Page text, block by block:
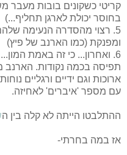
קריטי כשקונים בובות מעבר
בחוסר יכולת לארגן תחליף...)
5. רצוי מהסדרה הנעימה שלהם
ומפנקת (כמו הארנב של פיץ)
6. ואחרון... כי זה באמת
תפיסה בכמה נקודות. הארנב
ארוכות וגם ידיים ורגליים
עם מספר 'איברים' לאחיזה.
ההתלבטו הייתה לא קלה בין ה
אז במה בחרתי-